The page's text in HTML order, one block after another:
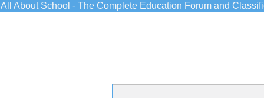
All About School - The Complete Education Forum and